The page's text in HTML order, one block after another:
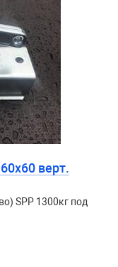
верт.
SPP 1300кг под